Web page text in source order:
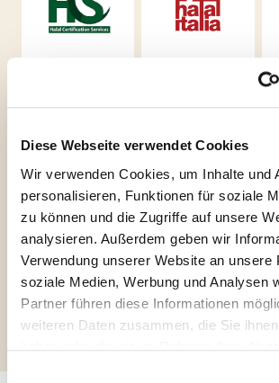
Diese Webseite verwendet Cookies
Wir verwenden Cookies, um Inhalte und
personalisieren, Funktionen für soziale
zu können und die Zugriffe auf unsere
analysieren. Außerdem geben wir
Verwendung unserer Website an unsere
soziale Medien, Werbung und Analysen
Partner führen diese Informationen
weiteren Daten zusammen, die Sie
Einwilligungsauswahl
Glutenfrei
Weitere